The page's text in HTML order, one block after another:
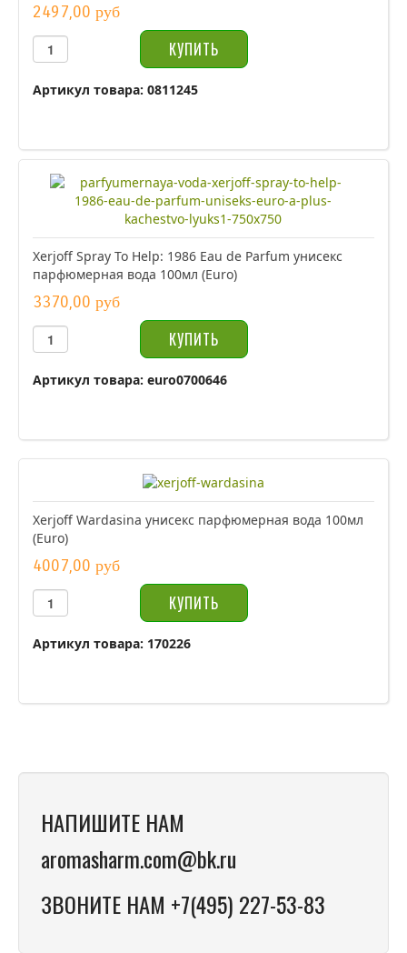
2497,00 руб
Артикул товара: 0811245
Xerjoff Spray To Help: 1986 Eau de Parfum унисекс
парфюмерная вода 100мл (Euro)
3370,00 руб
Артикул товара: euro0700646
Xerjoff Wardasina унисекс парфюмерная вода 100мл
(Euro)
4007,00 руб
Артикул товара: 170226
НАПИШИТЕ НАМ
aromasharm.com@bk.ru
ЗВОНИТЕ НАМ +7(495) 227-53-83